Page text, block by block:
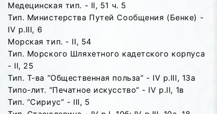
Медецинская тип. - II, 51 ч. 5
Тип. Министерства Путей Сообщения (Бенке) -
IV p.III, 6
Морская тип. - II, 54
Тип. Морского Шляхетного кадетского корпуса
- II, 25
Тип. Т-ва “Общественная польза” - IV p.III, 13a
Типо-лит. “Печатное искусство” - IV p.II, 1в
Тип. “Сириус” - III, 5